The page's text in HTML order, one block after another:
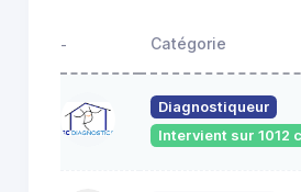
- Catégorie
Diagnostiqueur
Intervient sur 1012